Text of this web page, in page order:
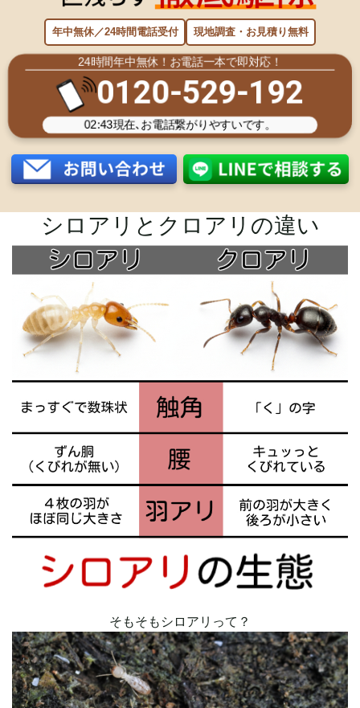
年中無休／24時間電話受付 現地調査・お見積り無料
24時間年中無休！お電話一本で即対応！
0120-529-192
02:43現在､お電話繋がりやすいです。
シロアリとクロアリの違い
そもそもシロアリって？